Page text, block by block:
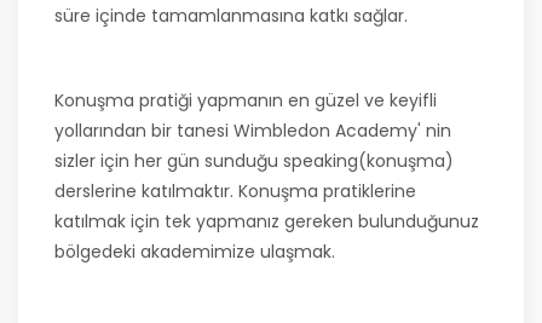
süre içinde tamamlanmasına katkı sağlar.
Konuşma pratiği yapmanın en güzel ve keyifli
yollarından bir tanesi Wimbledon Academy' nin
sizler için her gün sunduğu speaking(konuşma)
derslerine katılmaktır. Konuşma pratiklerine
katılmak için tek yapmanız gereken bulunduğunuz
bölgedeki akademimize ulaşmak.